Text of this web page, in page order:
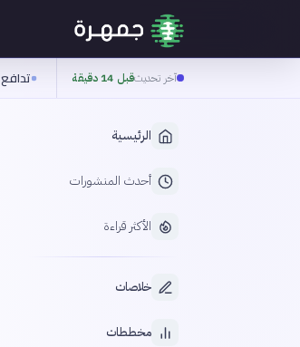
آخر تحديثقبل 14 دقيقة تدافع
الرئيسية
أحدث المنشورات
الأكثر قراءة
خلاصات
مخططات